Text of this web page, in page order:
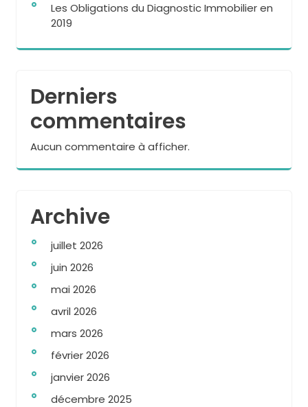
Les Obligations du Diagnostic Immobilier en
2019
Derniers
commentaires
Aucun commentaire à afficher.
Archive
juillet 2026
juin 2026
mai 2026
avril 2026
mars 2026
février 2026
janvier 2026
décembre 2025